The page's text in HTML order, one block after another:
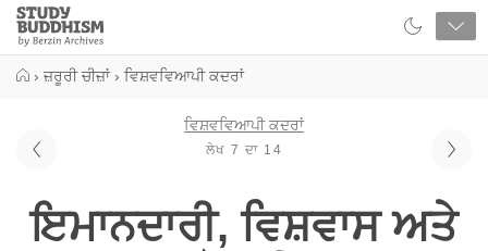
Close
Study
Buddhism
› ਜ਼ਰੂਰੀ ਚੀਜ਼ਾਂ › ਵਿਸ਼ਵਵਿਆਪੀ ਕਦਰਾਂ
ਵਿਸ਼ਵਵਿਆਪੀ ਕਦਰਾਂ
ਲੇਖ 7 ਦਾ 14
ਇਮਾਨਦਾਰੀ, ਵਿਸ਼ਵਾਸ ਅਤੇ